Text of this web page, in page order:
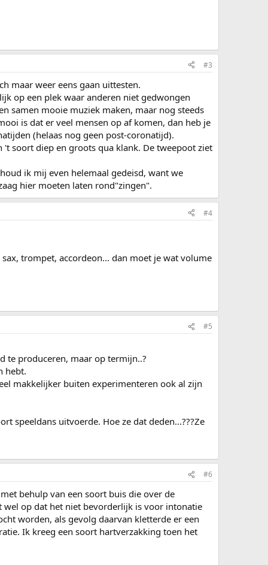
#3
maar weer eens gaan uittesten.
op een plek waar anderen niet gedwongen
samen mooie muziek maken, maar nog steeds
is dat er veel mensen op af komen, dan heb je
(helaas nog geen post-coronatijd).
soort diep en groots qua klank. De tweepoot ziet
ik mij even helemaal gedeisd, want we
hier moeten laten rond"zingen".
#4
trompet, accordeon... dan moet je wat volume
#5
te produceren, maar op termijn..?
hebt.
makkelijker buiten experimenteren ook al zijn
speeldans uitvoerde. Hoe ze dat deden...???Ze
#6
behulp van een soort buis die over de
wel op dat het niet bevorderlijk is voor intonatie
worden, als gevolg daarvan kletterde er een
Ik kreeg een soort hartverzakking toen het